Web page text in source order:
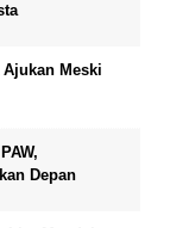
Ajukan Meski
Depan